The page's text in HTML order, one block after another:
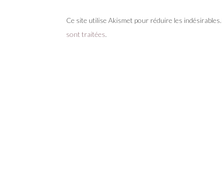
Ce site utilise Akismet pour réduire les indésirables.
sont traitées.